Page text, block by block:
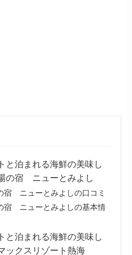
と泊まれる海鮮の美味し
の宿 ニューとみよし
宿 ニューとみよしの口コミ
宿 ニューとみよしの基本情
と泊まれる海鮮の美味し
ックスリゾート熱海